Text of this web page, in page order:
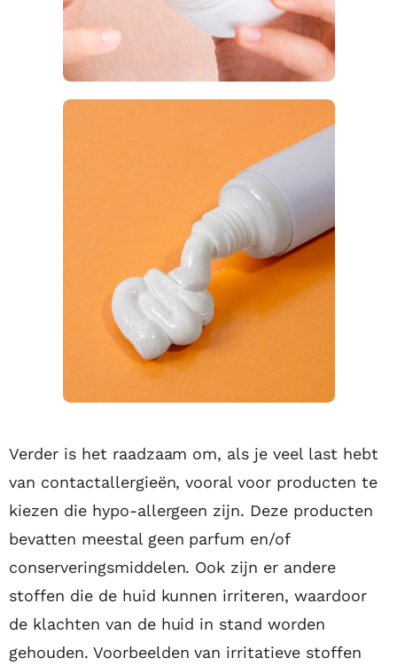
Verder is het raadzaam om, als je veel last hebt
van contactallergieën, vooral voor producten te
kiezen die hypo-allergeen zijn. Deze producten
bevatten meestal geen parfum en/of
conserveringsmiddelen. Ook zijn er andere
stoffen die de huid kunnen irriteren, waardoor
de klachten van de huid in stand worden
gehouden. Voorbeelden van irritatieve stoffen